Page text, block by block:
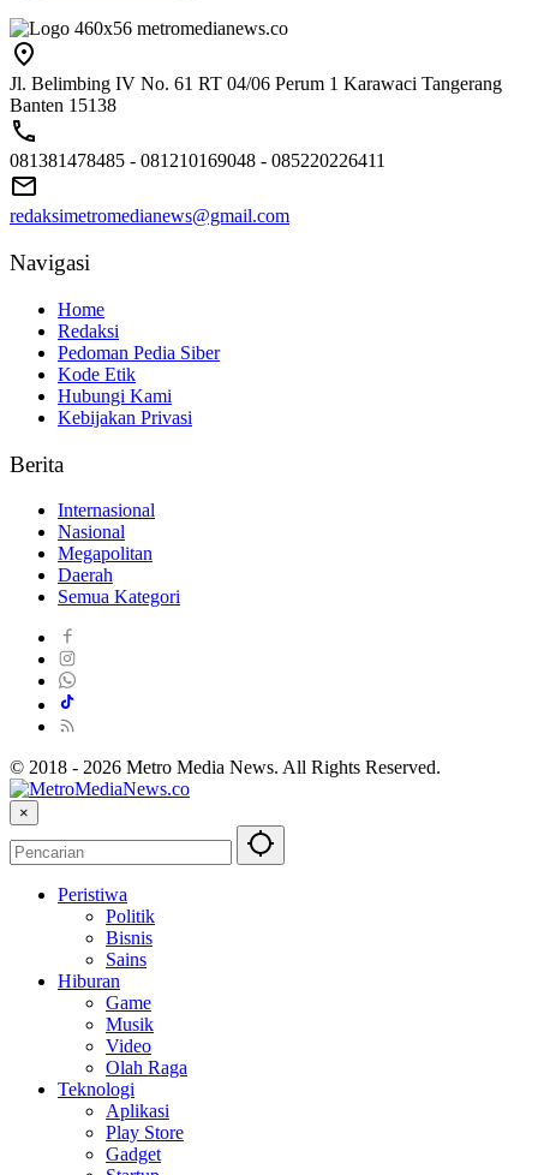
Jl. Belimbing IV No. 61 RT 04/06 Perum 1 Karawaci Tangerang
Banten 15138
081381478485 - 081210169048 - 085220226411
redaksimetromedianews@gmail.com
Navigasi
Home
Redaksi
Pedoman Pedia Siber
Kode Etik
Hubungi Kami
Kebijakan Privasi
Berita
Internasional
Nasional
Megapolitan
Daerah
Semua Kategori
© 2018 - 2026 Metro Media News. All Rights Reserved.
×
Peristiwa
Politik
Bisnis
Sains
Hiburan
Game
Musik
Video
Olah Raga
Teknologi
Aplikasi
Play Store
Gadget